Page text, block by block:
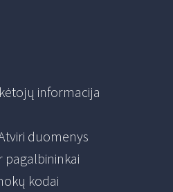
informacija
duomenys
pagalbininkai
kodai